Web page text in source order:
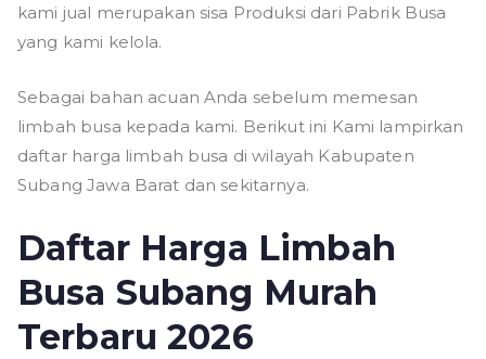
kami jual merupakan sisa Produksi dari Pabrik Busa
yang kami kelola.
Sebagai bahan acuan Anda sebelum memesan
limbah busa kepada kami. Berikut ini Kami lampirkan
daftar harga limbah busa di wilayah Kabupaten
Subang Jawa Barat dan sekitarnya.
Daftar Harga Limbah
Busa Subang Murah
Terbaru 2026